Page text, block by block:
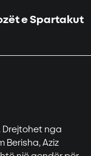
e Spartakut
Drejtohet nga
Berisha, Aziz